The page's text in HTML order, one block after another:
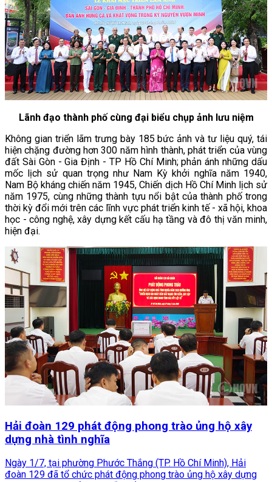
Lãnh đạo thành phố cùng đại biểu chụp ảnh lưu niệm
Không gian triển lãm trưng bày 185 bức ảnh và tư liệu quý, tái
hiện chặng đường hơn 300 năm hình thành, phát triển của vùng
đất Sài Gòn - Gia Định - TP Hồ Chí Minh; phản ánh những dấu
mốc lịch sử quan trọng như Nam Kỳ khởi nghĩa năm 1940,
Nam Bộ kháng chiến năm 1945, Chiến dịch Hồ Chí Minh lịch sử
năm 1975, cùng những thành tựu nổi bật của thành phố trong
thời kỳ đổi mới trên các lĩnh vực phát triển kinh tế - xã hội, khoa
học - công nghệ, xây dựng kết cấu hạ tầng và đô thị văn minh,
hiện đại.
Hải đoàn 129 phát động phong trào ủng hộ xây
dựng nhà tình nghĩa
Ngày 1/7, tại phường Phước Thắng (TP. Hồ Chí Minh), Hải
đoàn 129 đã tổ chức phát động phong trào ủng hộ xây dựng